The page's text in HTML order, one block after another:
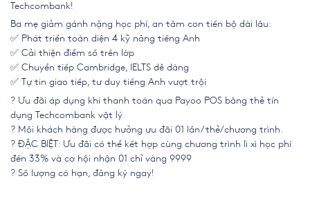
Techcombank!
Ba mẹ giảm gánh nặng học phí, an tâm con tiến bộ dài lâu:
✅ Phát triển toàn diện 4 kỹ năng tiếng Anh
✅ Cải thiện điểm số trên lớp
✅ Chuyển tiếp Cambridge, IELTS dễ dàng
✅ Tự tin giao tiếp, tư duy tiếng Anh vượt trội
? Ưu đãi áp dụng khi thanh toán qua Payoo POS bằng thẻ tín
dụng Techcombank vật lý
? Mỗi khách hàng được hưởng ưu đãi 01 lần/thẻ/chương trình.
? ĐẶC BIỆT: Ưu đãi có thể kết hợp cùng chương trình lì xì học phí
đến 33% và cơ hội nhận 01 chỉ vàng 9999
? Số lượng có hạn, đăng ký ngay!